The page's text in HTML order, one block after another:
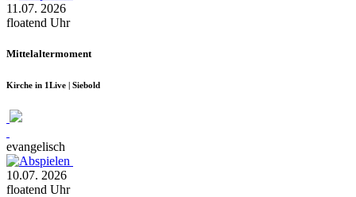
11.07. 2026
floatend Uhr
Mittelaltermoment
Kirche in 1Live | Siebold
evangelisch
10.07. 2026
floatend Uhr